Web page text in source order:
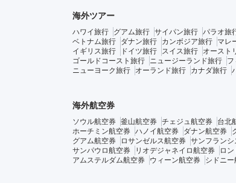
海外ツアー
ハワイ旅行 グアム旅行 サイパン旅行 パラオ旅
ベトナム旅行
ダナン旅行 カンボジア旅行 マレ
イギリス旅行
ドイツ旅行 スイス旅行 オースト
ゴールドコースト旅行
ニュージーランド旅行 フ
ニューヨーク旅行
オーランド旅行 カナダ旅行
海外航空券
ソウル航空券 釜山航空券 チェジュ航空券 台北
ホーチミン航空券 ハノイ航空券 ダナン航空券
グアム航空券
ロサンゼルス航空券 サンフラン
サンパウロ航空券
リオデジャネイロ航空券 ロ
アムステルダム航空券
ウィーン航空券 シドニ